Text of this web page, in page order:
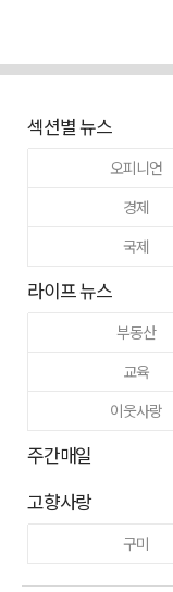
섹션별 뉴스
오피니언
경제
국제
라이프 뉴스
부동산
교육
이웃사랑
주간매일
고향사랑
구미